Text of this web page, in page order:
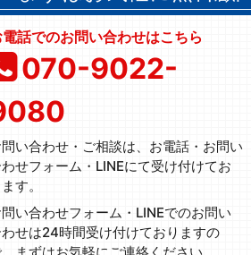
話でのお問い合わせはこちら
070-9022-
い合わせ・ご相談は、お電話・お問い
せフォーム・LINEにて受け付けてお
す。
い合わせフォーム・LINEでのお問い
せは24時間受け付けておりますの